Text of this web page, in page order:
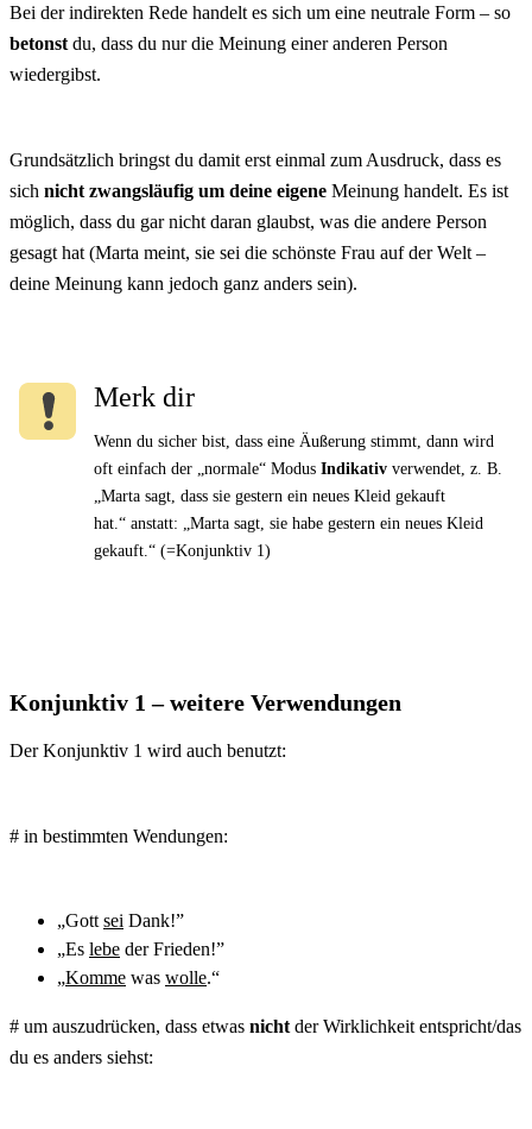
Bei der indirekten Rede handelt es sich um eine neutrale Form – so
betonst du, dass du nur die Meinung einer anderen Person
wiedergibst.
Grundsätzlich bringst du damit erst einmal zum Ausdruck, dass es
sich nicht zwangsläufig um deine eigene Meinung handelt. Es ist
möglich, dass du gar nicht daran glaubst, was die andere Person
gesagt hat (Marta meint, sie sei die schönste Frau auf der Welt –
deine Meinung kann jedoch ganz anders sein).
Merk dir
Wenn du sicher bist, dass eine Äußerung stimmt, dann wird
oft einfach der „normale“ Modus Indikativ verwendet, z. B.
„Marta sagt, dass sie gestern ein neues Kleid gekauft
hat.“ anstatt: „Marta sagt, sie habe gestern ein neues Kleid
gekauft.“ (=Konjunktiv 1)
Konjunktiv 1 – weitere Verwendungen
Der Konjunktiv 1 wird auch benutzt:
# in bestimmten Wendungen:
„Gott sei Dank!”
„Es lebe der Frieden!”
„Komme was wolle.“
# um auszudrücken, dass etwas nicht der Wirklichkeit entspricht/das
du es anders siehst: